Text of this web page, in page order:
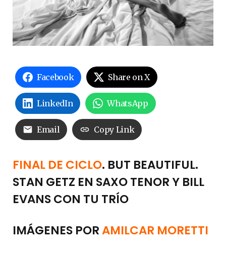
Facebook Share on X
LinkedIn WhatsApp
Email Copy Link
FINAL DE CICLO. BUT BEAUTIFUL.
STAN GETZ EN SAXO TENOR Y BILL
EVANS CON TU TRÍO
IMÁGENES PORAMILCAR MORETTI